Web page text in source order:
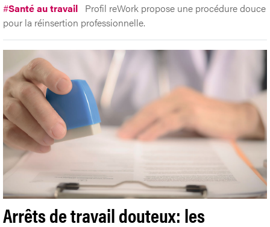
#Santé au travail Profil reWork propose une procédure douce
pour la réinsertion professionnelle.
Arrêts de travail douteux: les